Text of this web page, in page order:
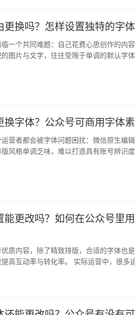
换吗？怎样设置独特的字体
一个共同难题：自己花费心思创作的内
图片与文字，往往受限于单调的默认字
字体？公众号可商用字体素
营者都会被字体问题困扰：微信原生编
风格单调乏味，难以打造具有账号辨识
能更改吗？如何在公众号里
质内容，除了精致排版，合适的字体也
高互动率与转化率。 实际运营中，很多